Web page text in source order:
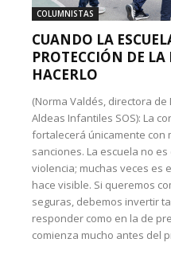
COLUMNISTAS
CUANDO LA
PROTECCIÓN DE
HACERLO
(Norma Valdés, directora
Aldeas Infantiles SOS): La
fortalecerá únicamente con
sanciones. La escuela no
violencia; muchas veces es
hace visible. Si queremos
seguras, debemos invertir
responder como en la de
comienza mucho antes del